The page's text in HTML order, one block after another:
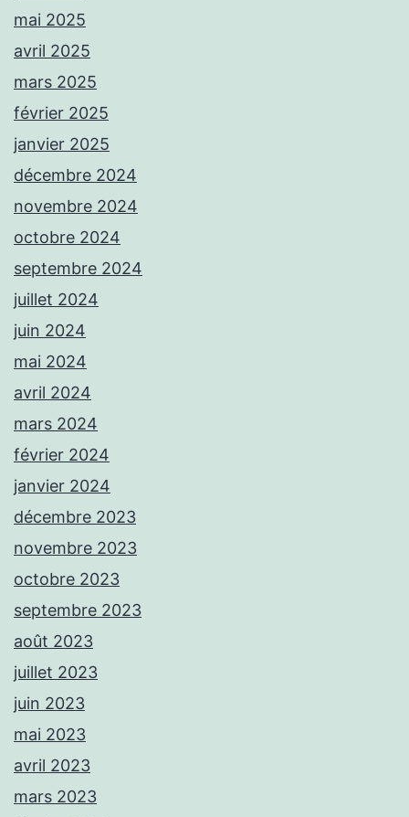
mai 2025
avril 2025
mars 2025
février 2025
janvier 2025
décembre 2024
novembre 2024
octobre 2024
septembre 2024
juillet 2024
juin 2024
mai 2024
avril 2024
mars 2024
février 2024
janvier 2024
décembre 2023
novembre 2023
octobre 2023
septembre 2023
août 2023
juillet 2023
juin 2023
mai 2023
avril 2023
mars 2023